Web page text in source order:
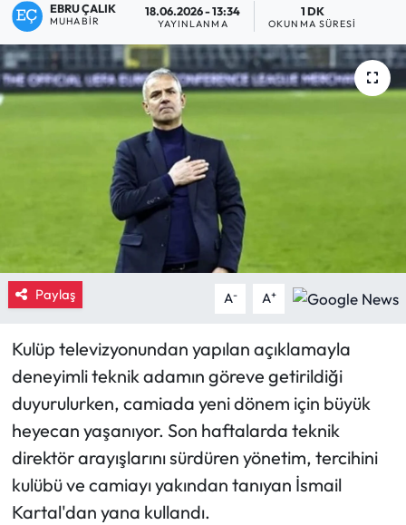
EBRU ÇALIK
MUHABIR
18.06.2026 - 13:34
YAYINLANMA
1 DK
OKUNMA SÜRESI
Paylaş A- A+
Kulüp televizyonundan yapılan açıklamayla
deneyimli teknik adamın göreve getirildiği
duyurulurken, camiada yeni dönem için büyük
heyecan yaşanıyor. Son haftalarda teknik
direktör arayışlarını sürdüren yönetim, tercihini
kulübü ve camiayı yakından tanıyan İsmail
Kartal'dan yana kullandı.
Eğitim
İskilip Haberleri
Kargı Haberleri
Kimdir?
Kültür Sanat
Laçin Haberleri
Magazin
Mecitözü Haberleri